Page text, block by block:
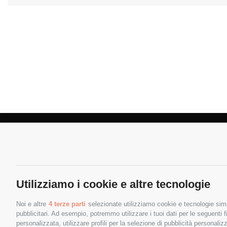
Utilizziamo i cookie e altre tecnologie
Noi e altre 4 terze parti selezionate utilizziamo cookie e tecnologie
pubblicitari. Ad esempio, potremmo utilizzare i tuoi dati per le
personalizzata, utilizzare profili per la selezione di pubblicità